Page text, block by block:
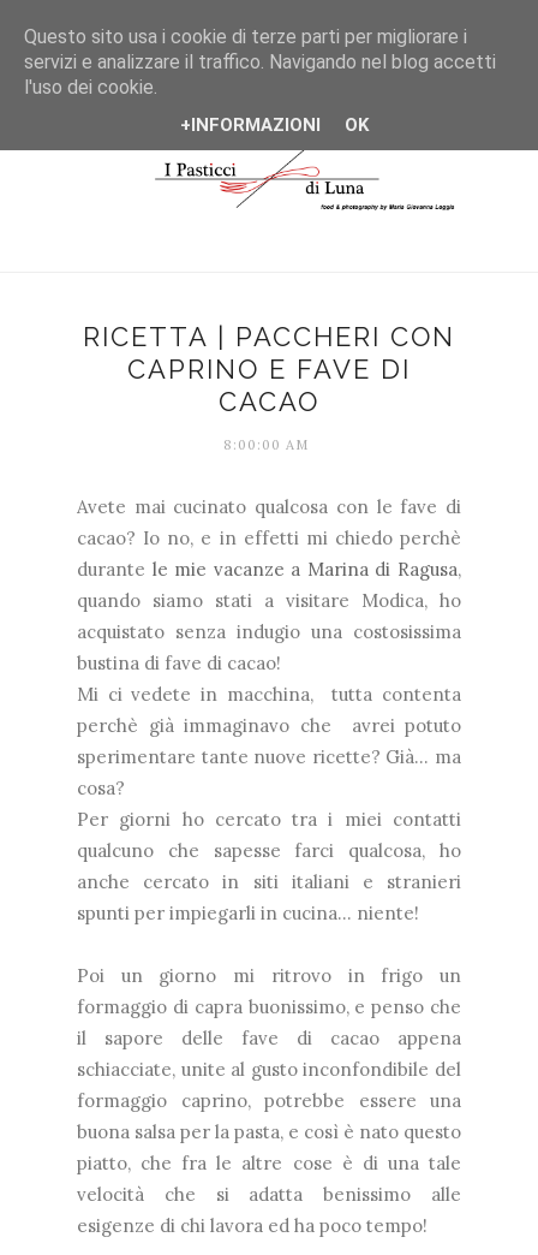
RICETTA | PACCHERI CON
CAPRINO E FAVE DI
CACAO
8:00:00 AM
Avete mai cucinato qualcosa con le fave di
cacao? Io no, e in effetti mi chiedo perchè
durante le mie vacanze a Marina di Ragusa,
quando siamo stati a visitare Modica, ho
acquistato senza indugio una costosissima
bustina di fave di cacao!
Mi ci vedete in macchina, tutta contenta
perchè già immaginavo che avrei potuto
sperimentare tante nuove ricette? Già... ma
cosa?
Per giorni ho cercato tra i miei contatti
qualcuno che sapesse farci qualcosa, ho
anche cercato in siti italiani e stranieri
spunti per impiegarli in cucina... niente!
Poi un giorno mi ritrovo in frigo un
formaggio di capra buonissimo, e penso che
il sapore delle fave di cacao appena
schiacciate, unite al gusto inconfondibile del
formaggio caprino, potrebbe essere una
buona salsa per la pasta, e così è nato questo
piatto, che fra le altre cose è di una tale
velocità che si adatta benissimo alle
esigenze di chi lavora ed ha poco tempo!
Questo sito usa i cookie di terze parti per migliorare i
servizi e analizzare il traffico. Navigando nel blog accetti
l'uso dei cookie.
+INFORMAZIONI OK